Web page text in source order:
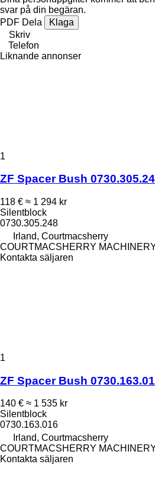
svar på din begäran.
PDF Dela
Klaga
Skriv
Telefon
Liknande annonser
1
ZF Spacer Bush
118 € ≈ 1 294 kr
Silentblock
0730.305.248
Irland, Courtmacsherry
COURTMACSHERRY
Kontakta säljaren
1
ZF Spacer Bush
140 € ≈ 1 535 kr
Silentblock
0730.163.016
Irland, Courtmacsherry
COURTMACSHERRY
Kontakta säljaren